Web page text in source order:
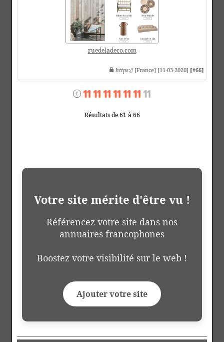
ruedeladeco.com
https:// [France] [11-03-2020] [#66]
Résultats de 61 à 66
Votre site mérite d'être vu !
Référencez votre site dans nos
annuaires francophones
Boostez votre visibilité sur le web !
Ajouter votre site